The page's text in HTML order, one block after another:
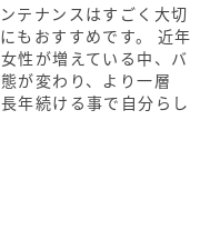
テナンスはすごく大切
もおすすめです。 近年
性が増えている中、バ
が変わり、より一層
年続ける事で自分らし